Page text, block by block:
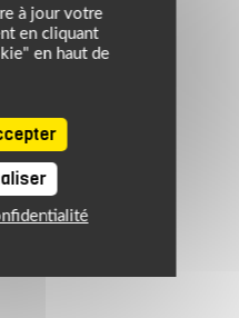
à jour votre
en cliquant
en haut de